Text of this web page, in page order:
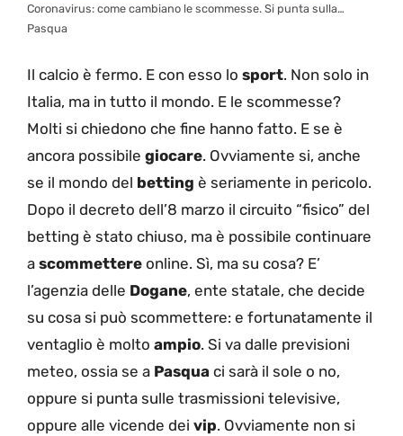
Coronavirus: come cambiano le scommesse. Si punta sulla…
Pasqua
Il calcio è fermo. E con esso lo sport. Non solo in
Italia, ma in tutto il mondo. E le scommesse?
Molti si chiedono che fine hanno fatto. E se è
ancora possibile giocare. Ovviamente si, anche
se il mondo del betting è seriamente in pericolo.
Dopo il decreto dell’8 marzo il circuito “fisico” del
betting è stato chiuso, ma è possibile continuare
a scommettere online. Sì, ma su cosa? E’
l’agenzia delle Dogane, ente statale, che decide
su cosa si può scommettere: e fortunatamente il
ventaglio è molto ampio. Si va dalle previsioni
meteo, ossia se a Pasqua ci sarà il sole o no,
oppure si punta sulle trasmissioni televisive,
oppure alle vicende dei vip. Ovviamente non si